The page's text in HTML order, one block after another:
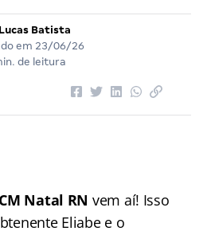
Lucas Batista
em 23/06/26
de leitura
Natal RN vem aí! Isso
Eliabe e o